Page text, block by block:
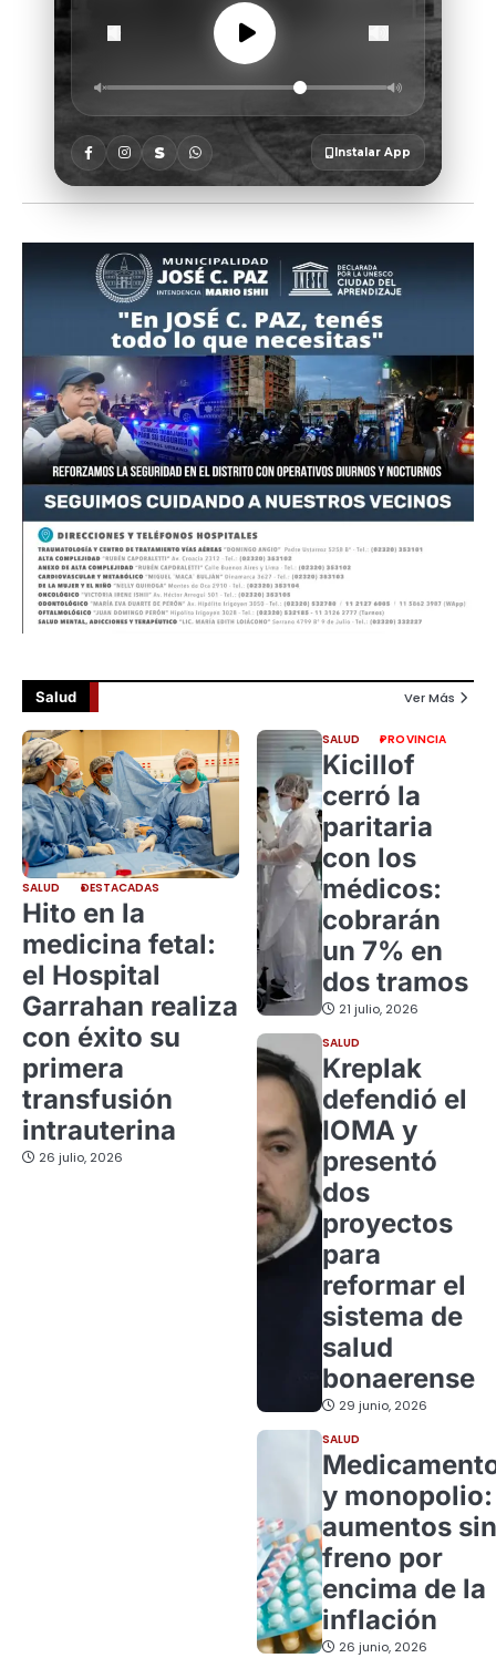
Salud Ver Más
SALUD DESTACADAS
Hito en la
medicina fetal:
el Hospital
Garrahan realiza
con éxito su
primera
transfusión
intrauterina
26 julio, 2026
SALUD PROVINCIA
Kicillof
cerró la
paritaria
con los
médicos:
cobrarán
un 7% en
dos tramos
21 julio, 2026
SALUD
Kreplak
defendió el
IOMA y
presentó
dos
proyectos
para
reformar el
sistema de
salud
bonaerense
29 junio, 2026
SALUD
y monopolio:
aumentos sin
freno por
encima de la
inflación
26 junio, 2026